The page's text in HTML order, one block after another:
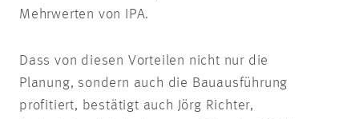
Mehrwerten von IPA.
Dass von diesen Vorteilen nicht nur die
Planung, sondern auch die Bauausführung
profitiert, bestätigt auch Jörg Richter,